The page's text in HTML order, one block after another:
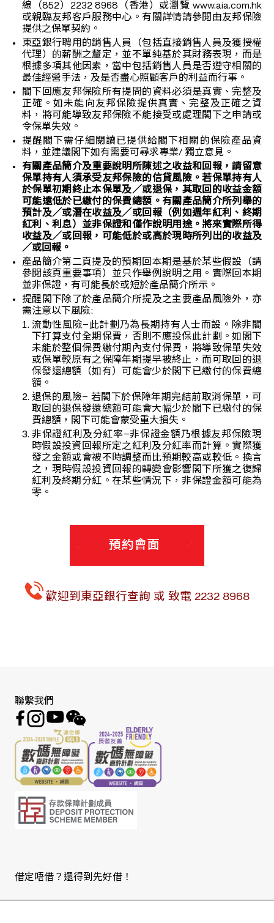
線（852）2232 8968（香港）或瀏覽 www.aia.com.hk
或親臨友邦客戶服務中心。有關詳情請參閱由友邦保險
提供之保單契約。
東亞銀行聘用的銷售人員（包括直接銷售人員及獲授權
代理）的薪酬之釐定，並不單純基於其財務表現，而是
根據多項其他因素，當中包括銷售人員是否遵守相關的
最佳經營手法，及是否盡心照顧客戶的利益而行事。
閣下回應友邦保險所有提問的資料必須是真實、完整及
正確。如未能向友邦保險提供真實、完整及正確之資
料，將可能導致友邦保險不能接受或處理閣下之申請或
令保單失效。
提醒閣下需仔細閱讀已提供給閣下相關的保險產品資
料，並建議閣下如有需要可尋求專業/ 獨立意見。
有關產品簡介及重要說明所陳述之收益和回報，請留意
保單持有人須承受友邦保險的信貸風險。若保單持有人
於保單初期終止本保單及／或退保，其取回的收益金額
可能遠低於已繳付的保費總額。有關產品簡介所列舉的
預計及／或潛在收益及／或回報（例如週年紅利、終期
紅利、利息）並非保證和僅作說明用途。將來實際所得
收益及／或回報，可能低於或高於現時所列出的收益及
／或回報。
產品簡介第二頁提及的預期回本期是基於某些假設（請
參閱該頁重要事項）並只作舉例說明之用。實際回本期
並非保證，有可能長於或短於產品簡介所示。
提醒閣下除了於產品簡介所提及之主要產品風險外，亦
需注意以下風險:
流動性風險–此計劃乃為長期持有人士而設。除非閣
下打算支付全期保費，否則不應投保此計劃。如閣下
未能於整個保費繳付期內支付保費，將導致保單失效
或保單較原有之保障年期提早被終止，而可取回的退
保發還總額（如有）可能會少於閣下已繳付的保費總
額。
退保的風險– 若閣下於保障年期完結前取消保單，可
取回的退保發還總額可能會大幅少於閣下已繳付的保
費總額，閣下可能會蒙受重大損失。
非保證紅利及分紅率–非保證金額乃根據友邦保險現
時假設投資回報所定之紅利及分紅率而計算。實際獲
發之金額或會被不時調整而比預期較高或較低。換言
之，現時假設投資回報的轉變會影響閣下所獲之復歸
紅利及終期分紅。在某些情況下，非保證金額可能為
零。
歡迎到東亞銀行查詢 或 致電 2232 8968
聯繫我們
借定唔借？還得到先好借！